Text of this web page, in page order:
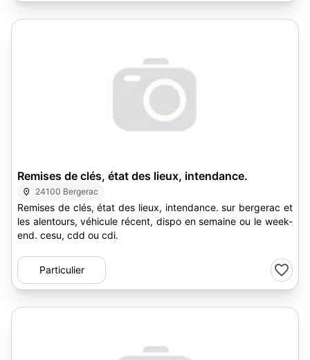
Remises de clés, état des lieux, intendance.
24100 Bergerac
Remises de clés, état des lieux, intendance. sur bergerac et
les alentours, véhicule récent, dispo en semaine ou le week-
end. cesu, cdd ou cdi.
Particulier